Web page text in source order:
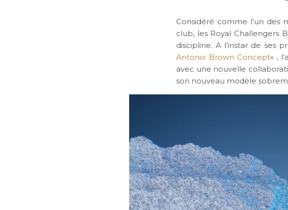
Considéré comme l’un des
club, les Royal Challengers
discipline. A l’instar de ses
Antonio Brown Concept« ,
avec une nouvelle
son nouveau modèle